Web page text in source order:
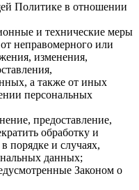
Политике в отношении
и технические меры
неправомерного или
изменения,
а также от иных
персональных
предоставление,
обработку и
порядке и случаях,
данных;
Законом о